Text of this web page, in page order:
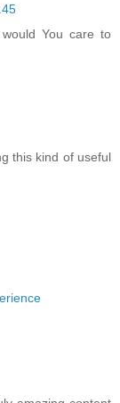
You care to
this kind of useful